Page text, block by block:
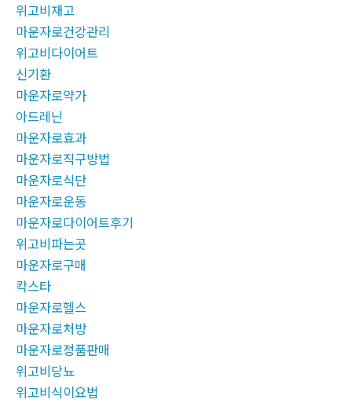
위고비재고
마운자로건강관리
위고비다이어트
신기환
마운자로약가
아드레닌
마운자로효과
마운자로직구방법
마운자로식단
마운자로운동
마운자로다이어트후기
위고비파는곳
마운자로구매
칵스타
마운자로헬스
마운자로처방
마운자로정품판매
위고비당뇨
위고비식이요법